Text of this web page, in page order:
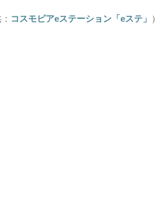
コスモピアeステーション「eステ」 ）